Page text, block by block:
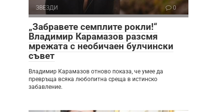
ЗВЕЗДИ 0
„Забравете семплите рокли!“
Владимир Карамазов разсмя
мрежата с необичаен булчински
съвет
Владимир Карамазов отново показа, че умее да
превръща всяка любопитна среща в истинско
забавление.